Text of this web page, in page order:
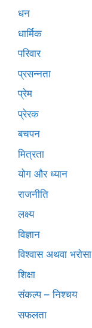
धन
धार्मिक
परिवार
प्रसन्नता
प्रेम
प्रेरक
बचपन
मित्रता
योग और ध्यान
राजनीति
लक्ष्य
विज्ञान
विश्वास अथवा भरोसा
शिक्षा
संकल्प – निश्चय
सफलता